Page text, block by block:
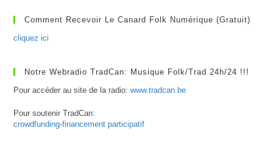
Comment Recevoir Le Canard Folk Numérique (gratuit)
cliquez ici
Notre Webradio TradCan: Musique Folk/Trad 24h/24 !!!
Pour accéder au site de la radio:www.tradcan.be
Pour soutenir TradCan:
crowdfunding-financement participatif